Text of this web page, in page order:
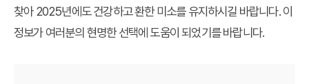
찾아 2025년에도 건강하고 환한 미소를 유지하시길 바랍니다. 이
정보가 여러분의 현명한 선택에 도움이 되었기를 바랍니다.